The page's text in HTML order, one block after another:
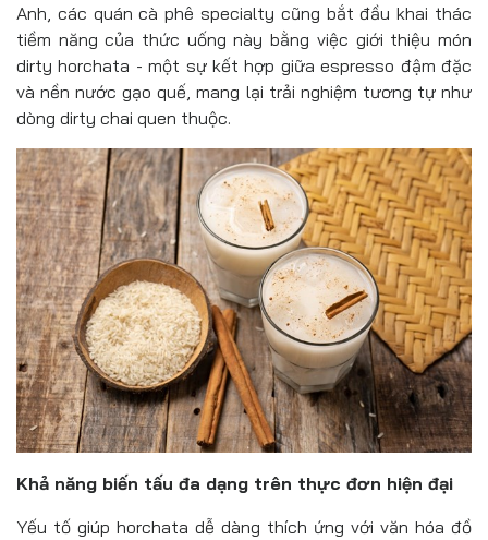
Anh, các quán cà phê specialty cũng bắt đầu khai thác
tiềm năng của thức uống này bằng việc giới thiệu món
dirty horchata - một sự kết hợp giữa espresso đậm đặc
và nền nước gạo quế, mang lại trải nghiệm tương tự như
dòng dirty chai quen thuộc.
Khả năng biến tấu đa dạng trên thực đơn hiện đại
Yếu tố giúp horchata dễ dàng thích ứng với văn hóa đồ